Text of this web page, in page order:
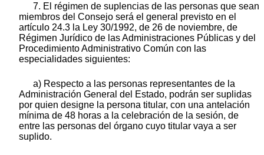
7. El régimen de suplencias de las personas que sean
miembros del Consejo será el general previsto en el
artículo 24.3 la Ley 30/1992, de 26 de noviembre, de
Régimen Jurídico de las Administraciones Públicas y del
Procedimiento Administrativo Común con las
especialidades siguientes:
a) Respecto a las personas representantes de la
Administración General del Estado, podrán ser suplidas
por quien designe la persona titular, con una antelación
mínima de 48 horas a la celebración de la sesión, de
entre las personas del órgano cuyo titular vaya a ser
suplido.